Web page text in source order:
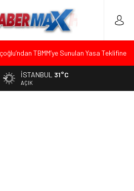
TBMM’ye Sunulan Yasa Teklifine
İlçe Başkanı Hasan Uzunyayla’dan Atama
İSTANBUL 31°C
AÇIK